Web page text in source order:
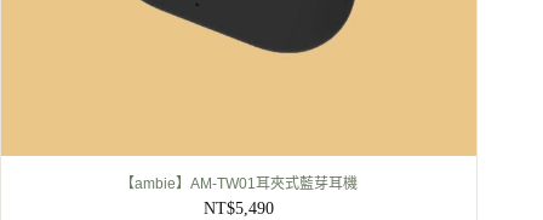
【ambie】AM-TW01耳夾式藍芽耳機
NT$5,490